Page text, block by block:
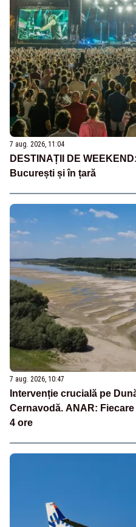
7 aug. 2026, 11:04
DESTINAȚII DE
București și în țară
7 aug. 2026, 10:47
Intervenție crucială pe
Cernavodă. ANAR:
4 ore